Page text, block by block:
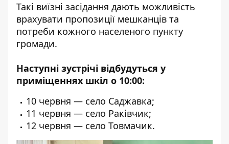
Такі виїзні засідання дають можливість
врахувати пропозиції мешканців та
потреби кожного населеного пункту
громади.
Наступні зустрічі відбудуться у
приміщеннях шкіл о 10:00:
10 червня — село Саджавка;
11 червня — село Раківчик;
12 червня — село Товмачик.